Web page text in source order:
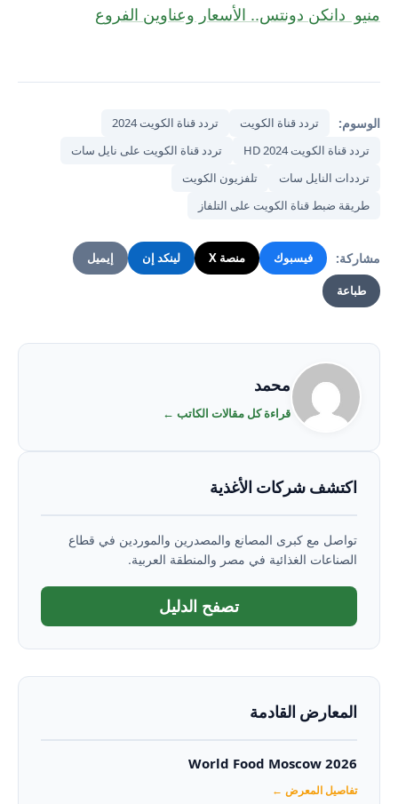
منيو دانكن دونتس.. الأسعار وعناوين الفروع
الوسوم: تردد قناة الكويت
تردد قناة الكويت 2024
تردد قناة الكويت HD 2024
تردد قناة الكويت على نايل سات
ترددات النايل سات
تلفزيون الكويت
طريقة ضبط قناة الكويت على التلفاز
مشاركة: فيسبوك منصة X لينكد إن إيميل
طباعة
محمد
قراءة كل مقالات الكاتب ←
اكتشف شركات الأغذية
تواصل مع كبرى المصانع والمصدرين والموردين في قطاع
الصناعات الغذائية في مصر والمنطقة العربية.
تصفح الدليل
المعارض القادمة
World Food Moscow 2026
تفاصيل المعرض ←